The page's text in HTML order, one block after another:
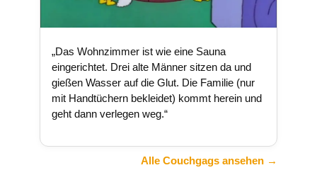
„Das Wohnzimmer ist wie eine Sauna
eingerichtet. Drei alte Männer sitzen da und
gießen Wasser auf die Glut. Die Familie (nur
mit Handtüchern bekleidet) kommt herein und
geht dann verlegen weg.“
Alle Couchgags ansehen →